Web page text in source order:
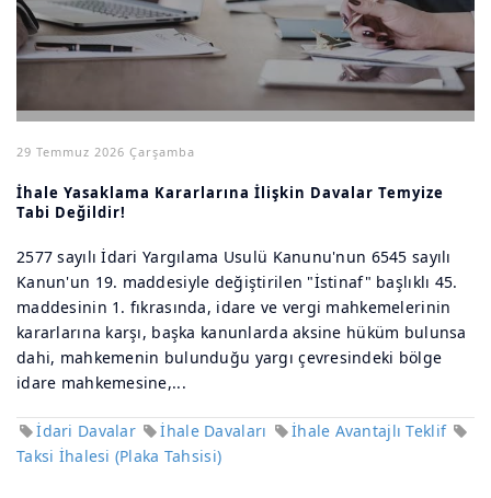
29 Temmuz 2026 Çarşamba
İhale Yasaklama Kararlarına İlişkin Davalar Temyize
Tabi Değildir!
2577 sayılı İdari Yargılama Usulü Kanunu'nun 6545 sayılı
Kanun'un 19. maddesiyle değiştirilen "İstinaf" başlıklı 45.
maddesinin 1. fıkrasında, idare ve vergi mahkemelerinin
kararlarına karşı, başka kanunlarda aksine hüküm bulunsa
dahi, mahkemenin bulunduğu yargı çevresindeki bölge
idare mahkemesine,...
İdari Davalar İhale Davaları
İhale Avantajlı Teklif
Taksi İhalesi (Plaka Tahsisi)